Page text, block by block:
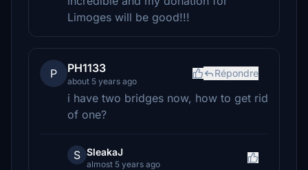
Limoges will be good!!!
P PH1133
about 5 years ago
Répondre
i have two bridges now, how to get rid
of one?
S SleakaJ
almost 5 years ago